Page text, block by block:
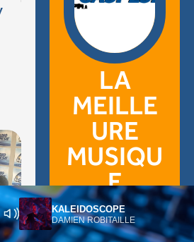
KALEIDOSCOPE
DAMIEN ROBITAILLE